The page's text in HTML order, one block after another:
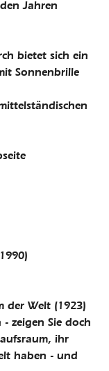
Jahren
bietet sich ein
Sonnenbrille
der Welt (1923)
zeigen Sie doch
ihr
haben - und